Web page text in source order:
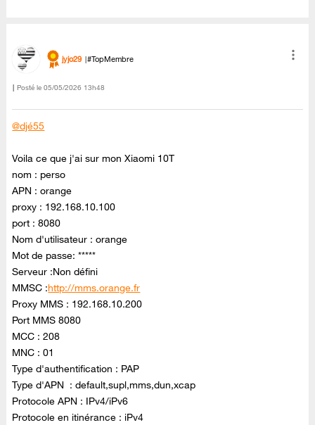
jyjo29 #TopMembre
Posté le ‎05/05/2026 13h48
@djé55
Voila ce que j'ai sur mon Xiaomi 10T
nom : perso
APN : orange
proxy : 192.168.10.100
port : 8080
Nom d'utilisateur : orange
Mot de passe: *****
Serveur :Non défini
MMSC :http://mms.orange.fr
Proxy MMS : 192.168.10.200
Port MMS 8080
MCC : 208
MNC : 01
Type d'authentification : PAP
Type d'APN : default,supl,mms,dun,xcap
Protocole APN : IPv4/iPv6
Protocole en itinérance : iPv4